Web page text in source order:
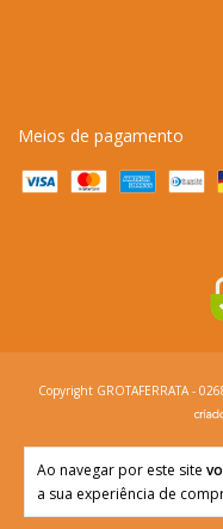
Ao navegar por este site
a sua experiência de
Meios de pagamento
Copyright GROTAFERRATA -